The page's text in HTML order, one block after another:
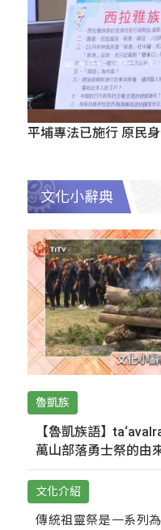
平埔專法已施行 原民
文化小辭典
魯凱族
【魯凱族語】
萬山部落勇士祭的由
文化介紹
傳統祖靈祭是一系列